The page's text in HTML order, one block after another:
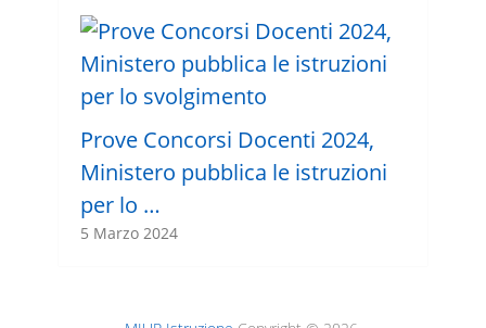
Prove Concorsi Docenti 2024,
Ministero pubblica le istruzioni
per lo …
5 Marzo 2024